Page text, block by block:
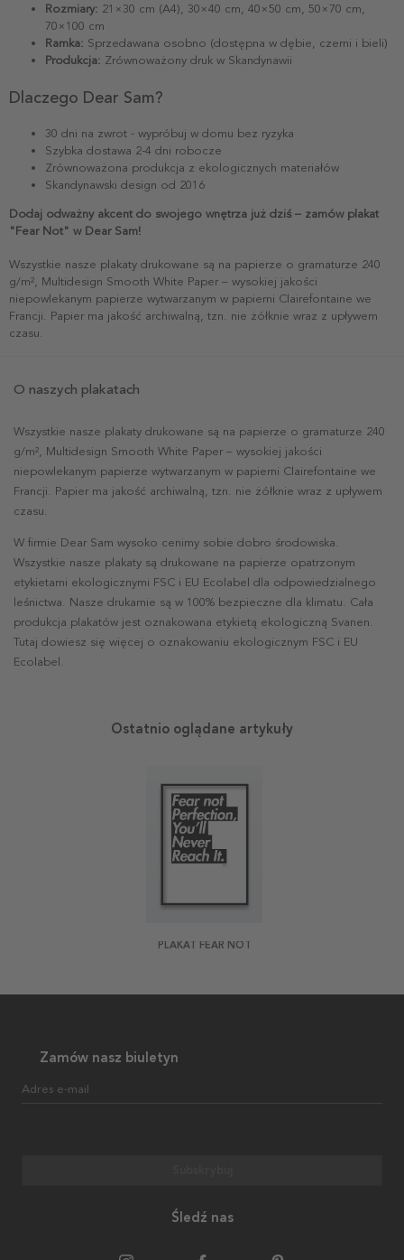
Rozmiary: 21×30 cm (A4), 30×40 cm, 40×50 cm, 50×70 cm,
70×100 cm
Ramka: Sprzedawana osobno (dostępna w dębie, czerni i bieli)
Produkcja: Zrównoważony druk w Skandynawii
Dlaczego Dear Sam?
30 dni na zwrot - wypróbuj w domu bez ryzyka
Szybka dostawa 2-4 dni robocze
Zrównoważona produkcja z ekologicznych materiałów
Skandynawski design od 2016
Dodaj odważny akcent do swojego wnętrza już dziś – zamów plakat
"Fear Not" w Dear Sam!
Wszystkie nasze plakaty drukowane są na papierze o gramaturze 240
g/m², Multidesign Smooth White Paper – wysokiej jakości
niepowlekanym papierze wytwarzanym w papierni Clairefontaine we
Francji. Papier ma jakość archiwalną, tzn. nie żółknie wraz z upływem
czasu.
O naszych plakatach
Wszystkie nasze plakaty drukowane są na papierze o gramaturze 240
g/m², Multidesign Smooth White Paper – wysokiej jakości
niepowlekanym papierze wytwarzanym w papierni Clairefontaine we
Francji. Papier ma jakość archiwalną, tzn. nie żółknie wraz z upływem
czasu.
W firmie Dear Sam wysoko cenimy sobie dobro środowiska.
Wszystkie nasze plakaty są drukowane na papierze opatrzonym
etykietami ekologicznymi FSC i EU Ecolabel dla odpowiedzialnego
leśnictwa. Nasze drukarnie są w 100% bezpieczne dla klimatu. Cała
produkcja plakatów jest oznakowana etykietą ekologiczną Svanen.
Tutaj dowiesz się więcej o oznakowaniu ekologicznym FSC i EU
Ecolabel.
Ostatnio oglądane artykuły
PLAKAT FEAR NOT
Zamów nasz biuletyn
Adres e-mail
Śledź nas